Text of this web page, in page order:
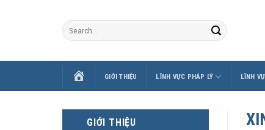
TRANGGIỚI THIỆU LĨNH VỰC PHÁP LÝ LĨNH
GIỚI THIỆU